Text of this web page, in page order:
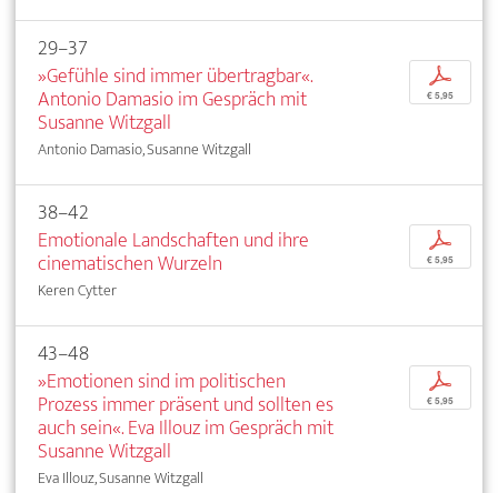
29–37
»Gefühle sind immer übertragbar«.
Antonio Damasio im Gespräch mit
Susanne Witzgall
Antonio Damasio, Susanne Witzgall
p
€ 5,95
38–42
Emotionale Landschaften und ihre
cinematischen Wurzeln
Keren Cytter
p
€ 5,95
43–48
»Emotionen sind im politischen
Prozess immer präsent und sollten es
auch sein«. Eva Illouz im Gespräch mit
Susanne Witzgall
Eva Illouz, Susanne Witzgall
p
€ 5,95